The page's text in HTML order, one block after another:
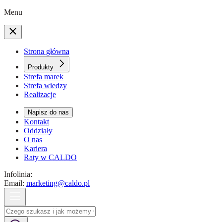
Menu
Strona główna
Produkty
Strefa marek
Strefa wiedzy
Realizacje
Napisz do nas
Kontakt
Oddziały
O nas
Kariera
Raty w CALDO
Infolinia:
Email: marketing@caldo.pl